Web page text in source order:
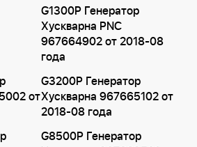
G1300P Генератор
Хускварна PNC
967664902 от 2018-08
года
от
G3200P Генератор
Хускварна 967665102 от
2018-08 года
G8500P Генератор